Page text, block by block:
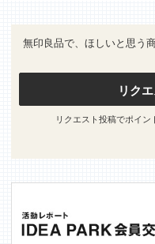
無印良品で、ほしいと思う
リク
リクエスト投稿でポイン